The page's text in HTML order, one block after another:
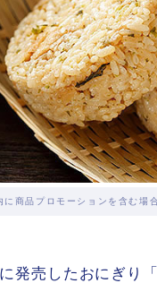
に商品プロモーションを含む場
発売したおにぎり